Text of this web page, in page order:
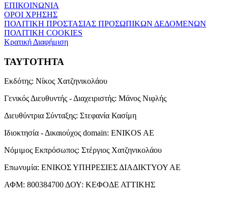
ΕΠΙΚΟΙΝΩΝΙΑ
ΟΡΟΙ ΧΡΗΣΗΣ
ΠΟΛΙΤΙΚΗ ΠΡΟΣΤΑΣΙΑΣ ΠΡΟΣΩΠΙΚΩΝ ΔΕΔΟΜΕΝΩΝ
ΠΟΛΙΤΙΚΗ COOKIES
Κρατική Διαφήμιση
ΤΑΥΤΟΤΗΤΑ
Εκδότης: Νίκος Χατζηνικολάου
Γενικός Διευθυντής - Διαχειριστής: Μάνος Νιφλής
Διευθύντρια Σύνταξης: Στεφανία Κασίμη
Ιδιοκτησία - Δικαιούχος domain: ENIKOS AE
Νόμιμος Εκπρόσωπος: Στέργιος Χατζηνικολάου
Επωνυμία: ΕΝΙΚΟΣ ΥΠΗΡΕΣΙΕΣ ΔΙΑΔΙΚΤΥΟΥ ΑΕ
ΑΦΜ: 800384700ΔΟΥ: ΚΕΦΟΔΕ ΑΤΤΙΚΗΣ